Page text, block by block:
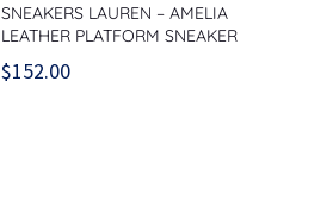
SNEAKERS LAUREN – AMELIA
LEATHER PLATFORM SNEAKER
$152.00